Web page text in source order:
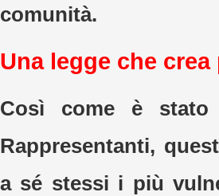
comunità.
Una legge che crea
Così come è stato
Rappresentanti,
a sé stessi i più